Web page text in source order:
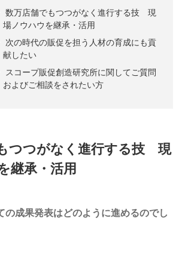
数万店舗でもつつがなく進行する技 現
場ノウハウを継承・活用
次の時代の販促を担う人材の育成にも貢
献したい
スコープ販促創造研究所に関してご質問
およびご相談をされたい方
つつがなく進行する技 現
継承・活用
成果発表はどのように進めるのでし